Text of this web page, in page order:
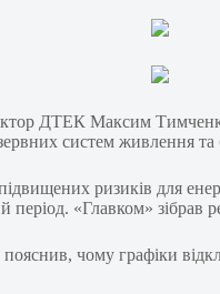
ДТЕК Максим
систем живлення
ризиків для
«Главком» зібрав
чому графіки